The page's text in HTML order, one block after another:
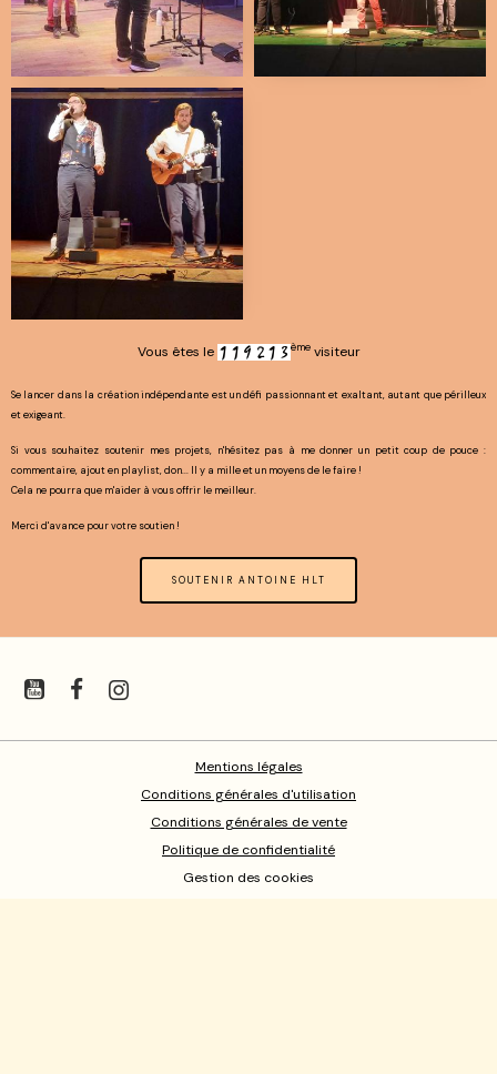
Vous êtes le èmevisiteur
Se lancer dans la création indépendante est un défi passionnant et exaltant, autant que périlleux
et exigeant.
Si vous souhaitez soutenir mes projets, n'hésitez pas à me donner un petit coup de pouce :
commentaire, ajout en playlist, don... Il y a mille et un moyens de le faire !
Cela ne pourra que m'aider à vous offrir le meilleur.
Merci d'avance pour votre soutien !
SOUTENIR ANTOINE HLT
Mentions légales
Conditions générales d'utilisation
Conditions générales de vente
Politique de confidentialité
Gestion des cookies